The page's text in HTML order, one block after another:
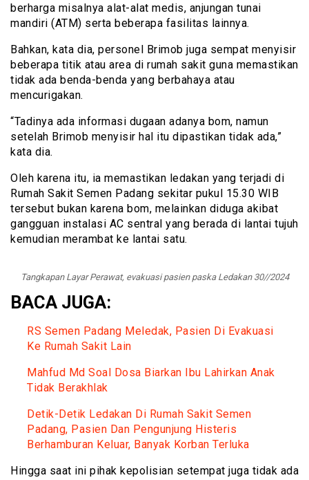
berharga misalnya alat-alat medis, anjungan tunai
mandiri (ATM) serta beberapa fasilitas lainnya.
Bahkan, kata dia, personel Brimob juga sempat menyisir
beberapa titik atau area di rumah sakit guna memastikan
tidak ada benda-benda yang berbahaya atau
mencurigakan.
“Tadinya ada informasi dugaan adanya bom, namun
setelah Brimob menyisir hal itu dipastikan tidak ada,”
kata dia.
Oleh karena itu, ia memastikan ledakan yang terjadi di
Rumah Sakit Semen Padang sekitar pukul 15.30 WIB
tersebut bukan karena bom, melainkan diduga akibat
gangguan instalasi AC sentral yang berada di lantai tujuh
kemudian merambat ke lantai satu.
Tangkapan Layar Perawat, evakuasi pasien paska Ledakan 30//2024
BACA JUGA:
RS Semen Padang Meledak, Pasien Di Evakuasi
Ke Rumah Sakit Lain
Mahfud Md Soal Dosa Biarkan Ibu Lahirkan Anak
Tidak Berakhlak
Detik-Detik Ledakan Di Rumah Sakit Semen
Padang, Pasien Dan Pengunjung Histeris
Berhamburan Keluar, Banyak Korban Terluka
Hingga saat ini pihak kepolisian setempat juga tidak ada